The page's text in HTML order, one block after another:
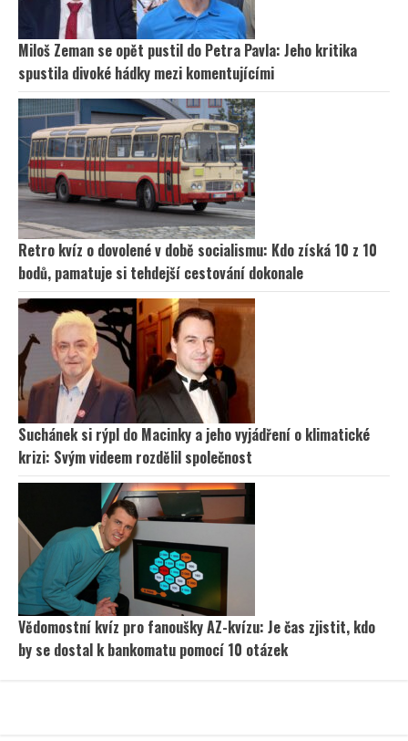
Miloš Zeman se opět pustil do Petra Pavla: Jeho kritika
spustila divoké hádky mezi komentujícími
Retro kvíz o dovolené v době socialismu: Kdo získá 10 z 10
bodů, pamatuje si tehdejší cestování dokonale
Suchánek si rýpl do Macinky a jeho vyjádření o klimatické
krizi: Svým videem rozdělil společnost
Vědomostní kvíz pro fanoušky AZ-kvízu: Je čas zjistit, kdo
by se dostal k bankomatu pomocí 10 otázek